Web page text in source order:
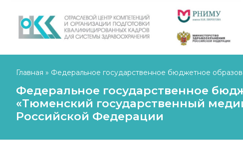
Главная » Федеральное государственное бюджетное
Министерства здравоохранения Российской
Федеральное государственное
«Тюменский государственный
Российской Федерации